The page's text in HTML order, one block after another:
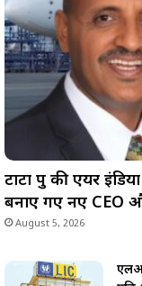
टाटा ग्रुप की एयर
बनाए गए नए CEO
August 5, 2026